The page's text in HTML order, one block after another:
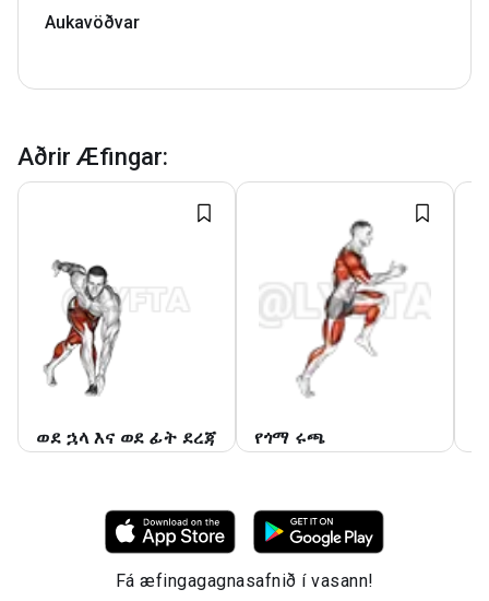
Aukavöðvar
Aðrir Æfingar:
ወደ ኋላ እና ወደ ፊት ደረጃ የጎማ ሩጫ
Fá æfingagagnasafnið í vasann!